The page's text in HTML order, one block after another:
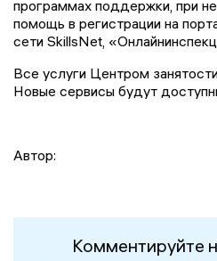
программах поддержки, при
помощь в регистрации на
сети SkillsNet,
Все услуги Центром
Новые сервисы будут
Автор:
Комментируйте